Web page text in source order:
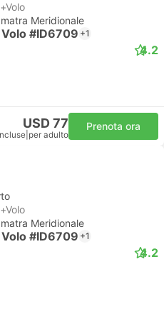
Meridionale
#ID6709 +1
4.2
USD 77
per adulto
Prenota ora
Meridionale
#ID6709 +1
4.2